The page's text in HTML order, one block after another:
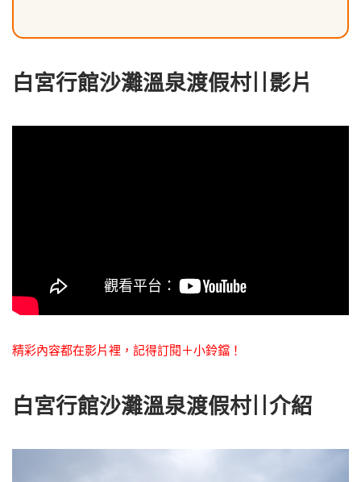
白宮行館沙灘溫泉渡假村||影片
精彩內容都在影片裡，記得訂閱＋小鈴鐺！
白宮行館沙灘溫泉渡假村||介紹